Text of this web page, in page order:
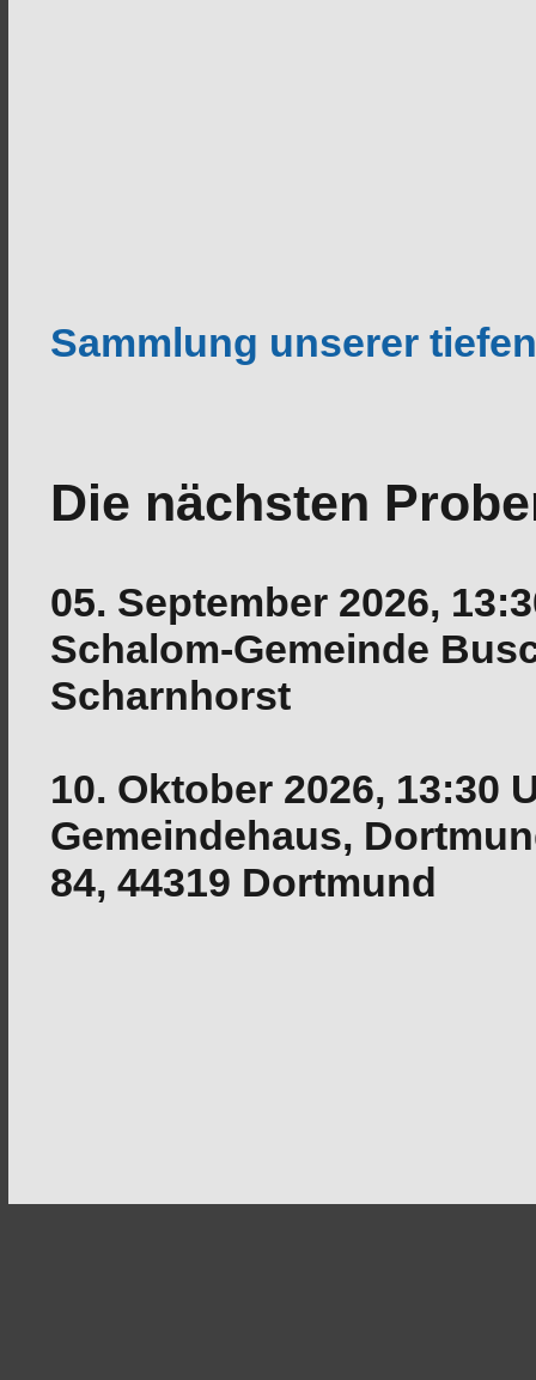
Sammlung unserer
Die nächsten
05. September 2026,
Schalom-Gemeinde
Scharnhorst
10. Oktober 2026, 13:30
Gemeindehaus,
84, 44319 Dortmund